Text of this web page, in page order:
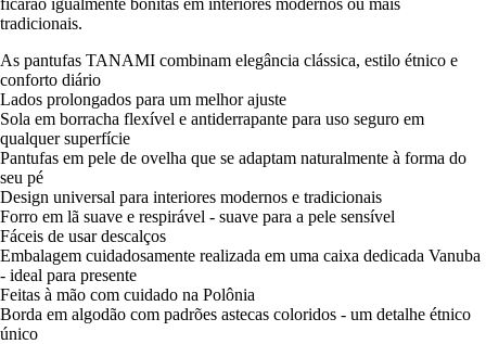
tradicionais.
As pantufas TANAMI combinam elegância clássica, estilo étnico e
conforto diário
Lados prolongados para um melhor ajuste
Sola em borracha flexível e antiderrapante para uso seguro em
qualquer superfície
Pantufas em pele de ovelha que se adaptam naturalmente à forma do
seu pé
Design universal para interiores modernos e tradicionais
Forro em lã suave e respirável - suave para a pele sensível
Fáceis de usar descalços
Embalagem cuidadosamente realizada em uma caixa dedicada Vanuba
- ideal para presente
Feitas à mão com cuidado na Polônia
Borda em algodão com padrões astecas coloridos - um detalhe étnico
único